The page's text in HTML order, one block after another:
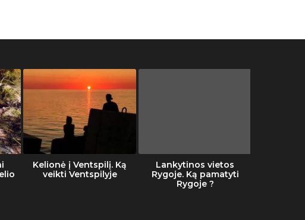
Kelionė į Ventspilį. Ką
veikti Ventspilyje
Lankytinos vietos
Rygoje. Ką pamatyti
Rygoje ?